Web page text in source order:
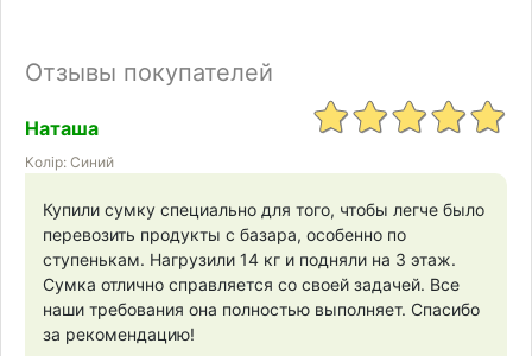
Отзывы покупателей
Наташа
Колір: Синий
Купили сумку специально для того, чтобы легче было
перевозить продукты с базара, особенно по
ступенькам. Нагрузили 14 кг и подняли на 3 этаж.
Сумка отлично справляется со своей задачей. Все
наши требования она полностью выполняет. Спасибо
за рекомендацию!